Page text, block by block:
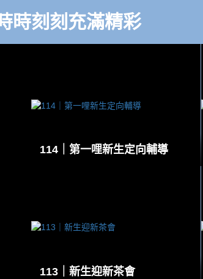
時刻刻充滿精彩
114｜第一哩新生定向輔導
113｜新生迎新茶會